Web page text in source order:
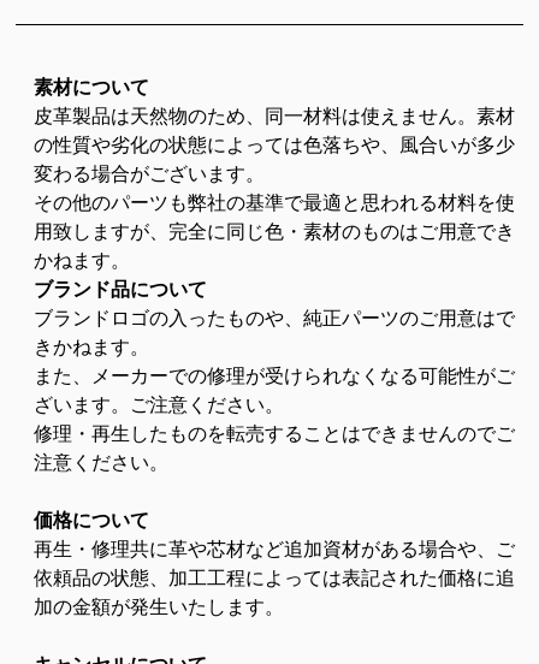
素材について
皮革製品は天然物のため、同一材料は使えません。素材
の性質や劣化の状態によっては色落ちや、風合いが多少
変わる場合がございます。
その他のパーツも弊社の基準で最適と思われる材料を使
用致しますが、完全に同じ色・素材のものはご用意でき
かねます。
ブランド品について
ブランドロゴの入ったものや、純正パーツのご用意はで
きかねます。
また、メーカーでの修理が受けられなくなる可能性がご
ざいます。ご注意ください。
修理・再生したものを転売することはできませんのでご
注意ください。
価格について
再生・修理共に革や芯材など追加資材がある場合や、
ご
依頼品の状態、 加工工程によっては表記された価格に追
加の金額が発生いたします。